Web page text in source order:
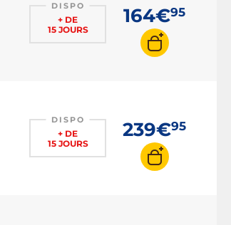
DISPO
+ DE
15 JOURS
164€95
DISPO
+ DE
15 JOURS
239€95